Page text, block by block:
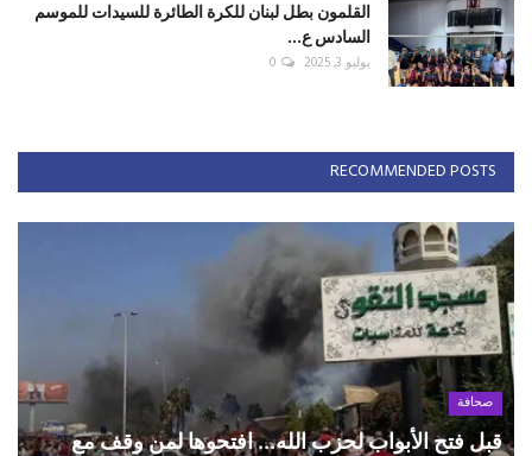
القلمون بطل لبنان للكرة الطائرة للسيدات للموسم
السادس ع...
يوليو 3, 2025 0
RECOMMENDED POSTS
صحافة
قبل فتح الأبواب لحزب الله... افتحوها لمن وقف مع